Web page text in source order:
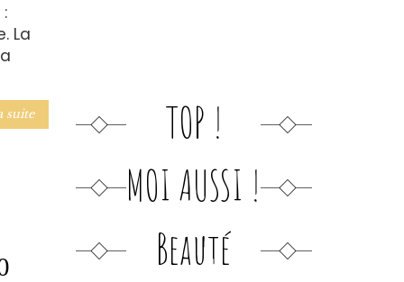
La
suite
TOP !
MOI AUSSI !
Beauté